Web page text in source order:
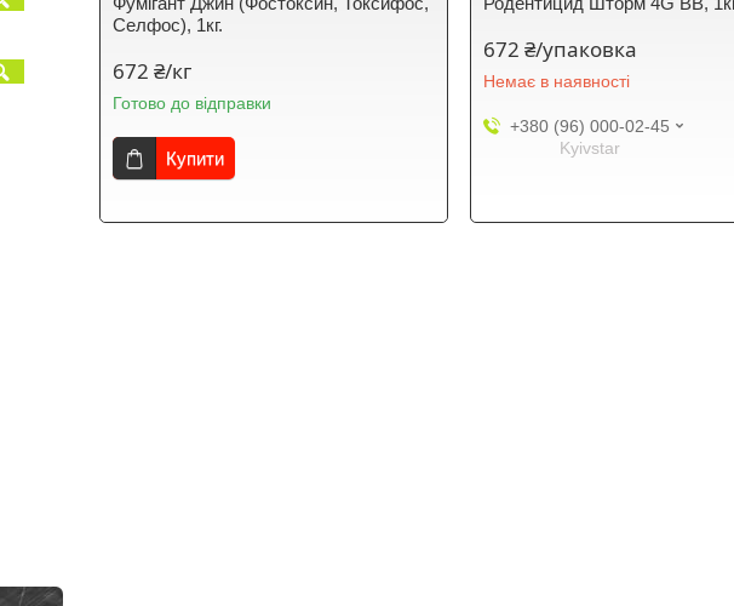
Селфос), 1кг.
672 ₴/кг
Готово до відправки
Купити
672 ₴/упаковка
Немає в наявності
+380 (96) 000-02-45
Kyivstar